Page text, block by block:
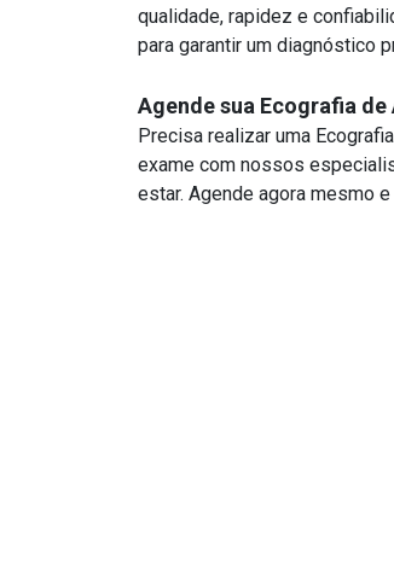
qualidade, rapidez e
para garantir um diagnóstico
Agende sua Ecografia
Precisa realizar uma
exame com nossos
estar. Agende agora mesmo